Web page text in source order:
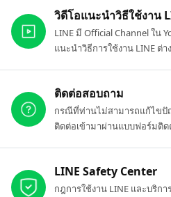
วิดีโอแนะนำวิธีใช้งาน
LINE มี Official Channel ใน
แนะนำวิธีการใช้งาน LINE ต่า
ติดต่อสอบถาม
กรณีที่ท่านไม่สามารถแก้ไขปั
ติดต่อเข้ามาผ่านแบบฟอร์มติ
LINE Safety Center
กฎการใช้งาน LINE และบริก